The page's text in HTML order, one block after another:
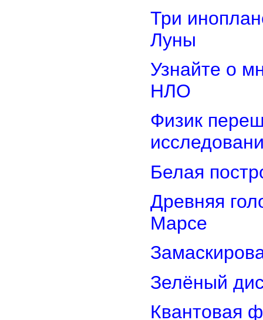
Три
Луны
Узнайте о
НЛО
Физик
Белая
Древняя
Марсе
Зелёный
Квантовая